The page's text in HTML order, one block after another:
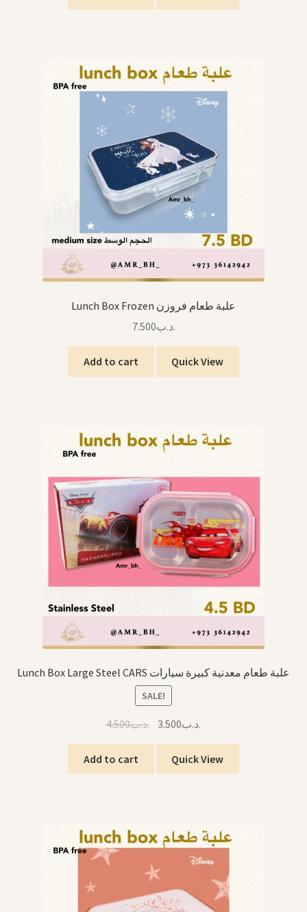
Lunch Box Frozen علبة طعام فروزن
.د.ب7.500
Add to cart Quick View
Lunch Box Large Steel CARS علبة طعام معدنية كبيرة سيارات
SALE!
.د.ب4.500
Original
.د.ب4.500.
.د.ب3.500
is:
Add to cart Quick View